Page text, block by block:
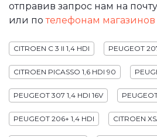
отправив запрос нам на почту
или потелефонам магазинов
CITROEN C 3 II 1,4 HDI PEUGEOT
CITROEN PICASSO 1,6 HDI 90
PEUGEOT 307 1,4 HDI 16V
PEUGEOT 206+ 1,4 HDI CITROEN